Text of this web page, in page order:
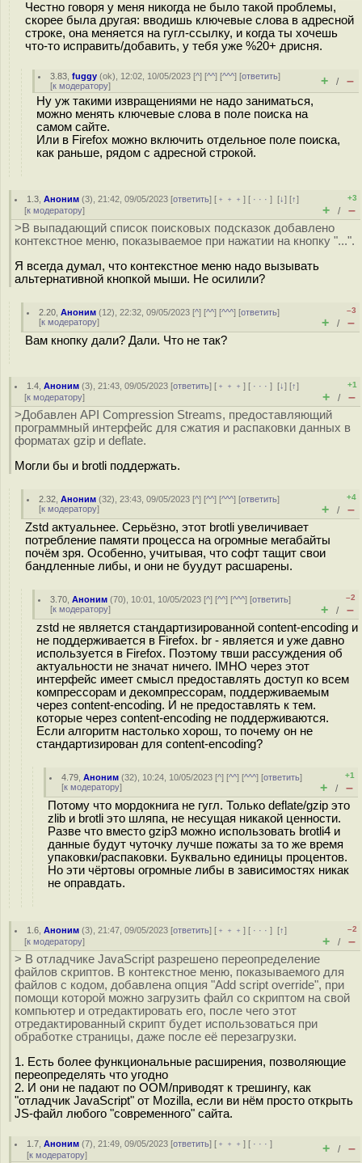
Честно говоря у меня никогда не было такой проблемы,
скорее была другая: вводишь ключевые слова в адресной
строке, она меняется на гугл-ссылку, и когда ты хочешь
что-то исправить/добавить, у тебя уже %20+ дрисня.
3.83 ,fuggy (ok), 12:02, 10/05/2023 [^] [^^] [^^^] [ответить]
[к модератору] + / –
Ну уж такими извращениями не надо заниматься,
можно менять ключевые слова в поле поиска на
самом сайте.
Или в Firefox можно включить отдельное поле поиска,
как раньше, рядом с адресной строкой.
1.3 ,Аноним (3), 21:42, 09/05/2023 [ответить] [ ﹢﹢﹢] [ · · ·][↓] [↑]
[к модератору]
+3
+ / –
>В выпадающий список поисковых подсказок добавлено
контекстное меню, показываемое при нажатии на кнопку "...".
Я всегда думал, что контекстное меню надо вызывать
альтернативной кнопкой мыши. Не осилили?
2.20 ,Аноним (12), 22:32, 09/05/2023 [^] [^^] [^^^] [ответить]
[к модератору]
–3
+ / –
Вам кнопку дали? Дали. Что не так?
1.4 ,Аноним (3), 21:43, 09/05/2023 [ответить] [ ﹢﹢﹢] [ · · ·][↓] [↑]
[к модератору]
+1
+ / –
>Добавлен API Compression Streams, предоставляющий
программный интерфейс для сжатия и распаковки данных в
форматах gzip и deflate.
Могли бы и brotli поддержать.
2.32 ,Аноним (32), 23:43, 09/05/2023 [^] [^^] [^^^] [ответить]
[к модератору]
+4
+ / –
Zstd актуальнее. Серьёзно, этот brotli увеличивает
потребление памяти процесса на огромные мегабайты
почём зря. Особенно, учитывая, что софт тащит свои
бандленные либы, и они не буудут расшарены.
3.70 ,Аноним (70), 10:01, 10/05/2023 [^] [^^] [^^^] [ответить]
[к модератору]
–2
+ / –
zstd не является стандартизированной content-encoding и
не поддерживается в Firefox. br - является и уже давно
используется в Firefox. Поэтому твши рассуждения об
актуальности не значат ничего. IMHO через этот
интерфейс имеет смысл предоставлять доступ ко всем
компрессорам и декомпрессорам, поддерживаемым
через content-encoding. И не предоставлять к тем.
которые через content-encoding не поддерживаются.
Если алгоритм настолько хорош, то почему он не
стандартизирован для content-encoding?
4.79 ,Аноним (32), 10:24, 10/05/2023 [^] [^^] [^^^] [ответить]
[к модератору]
+1
+ / –
Потому что мордокнига не гугл. Только deflate/gzip это
zlib и brotli это шляпа, не несущая никакой ценности.
Разве что вместо gzip3 можно использовать brotli4 и
данные будут чуточку лучше пожаты за то же время
упаковки/распаковки. Буквально единицы процентов.
Но эти чёртовы огромные либы в зависимостях никак
не оправдать.
1.6 ,Аноним (3), 21:47, 09/05/2023 [ответить] [ ﹢﹢﹢] [ · · ·][↑]
[к модератору]
–2
+ / –
> В отладчике JavaScript разрешено переопределение
файлов скриптов. В контекстное меню, показываемого для
файлов с кодом, добавлена опция "Add script override", при
помощи которой можно загрузить файл со скриптом на свой
компьютер и отредактировать его, после чего этот
отредактированный скрипт будет использоваться при
обработке страницы, даже после её перезагрузки.
1. Есть более функциональные расширения, позволяющие
переопределять что угодно
2. И они не падают по OOM/приводят к трешингу, как
"отладчик JavaScript" от Mozilla, если ви нём просто открыть
JS-файл любого "современного" сайта.
1.7 ,Аноним (7), 21:49, 09/05/2023 [ответить] [ ﹢﹢﹢] [ · · ·]
[к модератору] + / –